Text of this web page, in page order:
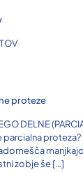
proteze
DELNE
parcialna
zobje še[…]